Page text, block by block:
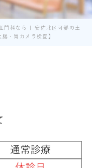
門科なら | 安佐北区可部の土
・胃カメラ検査】